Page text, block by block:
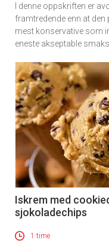
I denne oppskriften er
framtredende enn at
mest konservative som
eneste akseptable
Iskrem med
sjokoladechips
1 time